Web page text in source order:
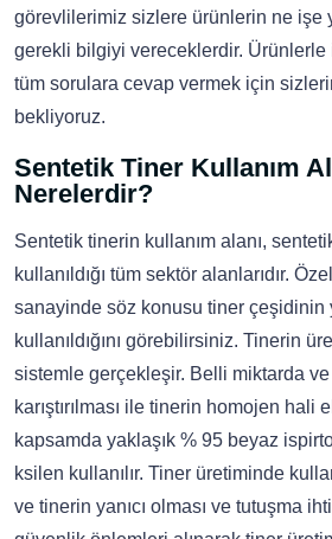
görevlilerimiz sizlere ürünlerin ne işe
gerekli bilgiyi vereceklerdir. Ürünlerle
tüm sorulara cevap vermek için
bekliyoruz.
Sentetik Tiner Kullanım
Nerelerdir?
Sentetik tinerin kullanım alanı,
kullanıldığı tüm sektör alanlarıdır.
sanayinde söz konusu tiner çeşidinin
kullanıldığını görebilirsiniz. Tinerin
sistemle gerçekleşir. Belli miktarda
karıştırılması ile tinerin homojen hali
kapsamda yaklaşık % 95 beyaz
ksilen kullanılır. Tiner üretiminde
ve tinerin yanıcı olması ve tutuşma